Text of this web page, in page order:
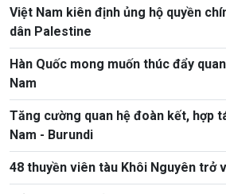
Việt Nam kiên định ủng hộ quyền
dân Palestine
Hàn Quốc mong muốn thúc đẩy
Nam
Tăng cường quan hệ đoàn kết, hợp
Nam - Burundi
48 thuyền viên tàu Khôi Nguyên trở